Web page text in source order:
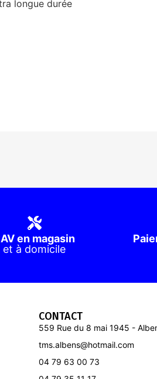
longue durée
en magasin
et à domicile
CONTACT
559 Rue du 8 mai 1945 -
tms.albens@hotmail.com
04 79 63 00 73